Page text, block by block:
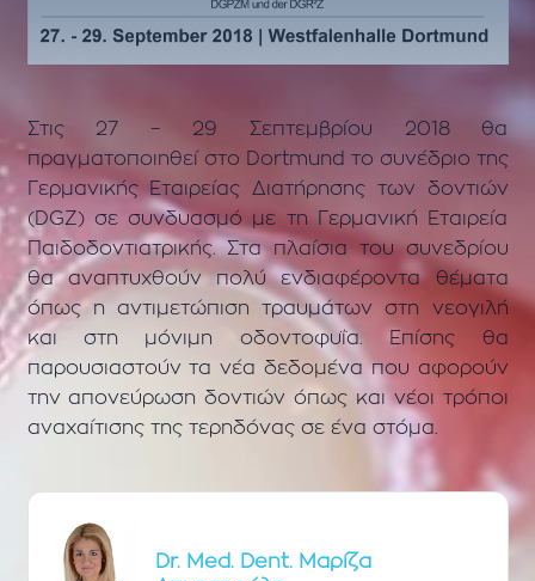
Στις 27 – 29 Σεπτεμβρίου 2018 θα
πραγματοποιηθεί στο Dortmund το συνέδριο της
Γερμανικής Εταιρείας Διατήρησης των δοντιών
(DGZ) σε συνδυασμό με τη Γερμανική Εταιρεία
Παιδοδοντιατρικής. Στα πλαίσια του συνεδρίου
θα αναπτυχθούν πολύ ενδιαφέροντα θέματα
όπως η αντιμετώπιση τραυμάτων στη νεογιλή
και στη μόνιμη οδοντοφυΐα. Επίσης θα
παρουσιαστούν τα νέα δεδομένα που αφορούν
την απονεύρωση δοντιών όπως και νέοι τρόποι
αναχαίτισης της τερηδόνας σε ένα στόμα.
Dr. Med. Dent. Μαρίζα